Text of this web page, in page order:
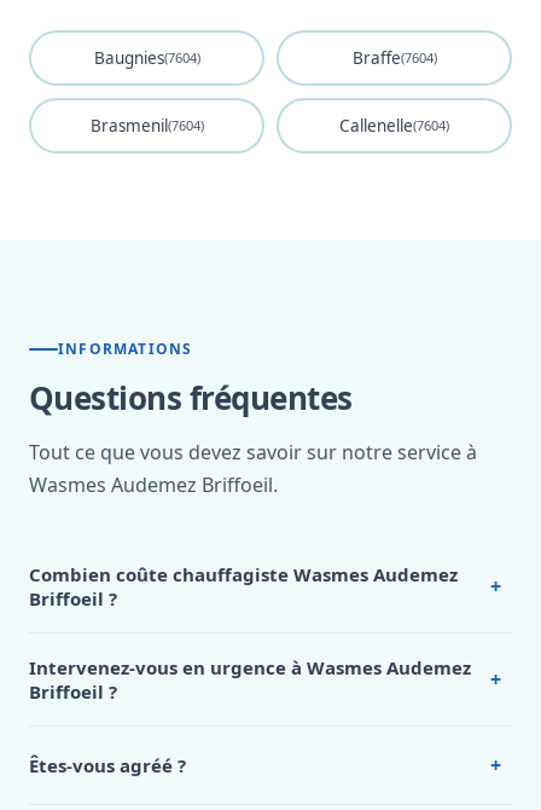
Baugnies(7604) Braffe(7604)
Brasmenil(7604) Callenelle(7604)
INFORMATIONS
Questions fréquentes
Tout ce que vous devez savoir sur notre service à
Wasmes Audemez Briffoeil.
Combien coûte chauffagiste Wasmes Audemez
Briffoeil ?
+
Wasmes Audemez Briffoeil, appelez le 0472 53 24 26.
Intervenez-vous en urgence à Wasmes Audemez
Briffoeil ?
+
Êtes-vous agréé ? +